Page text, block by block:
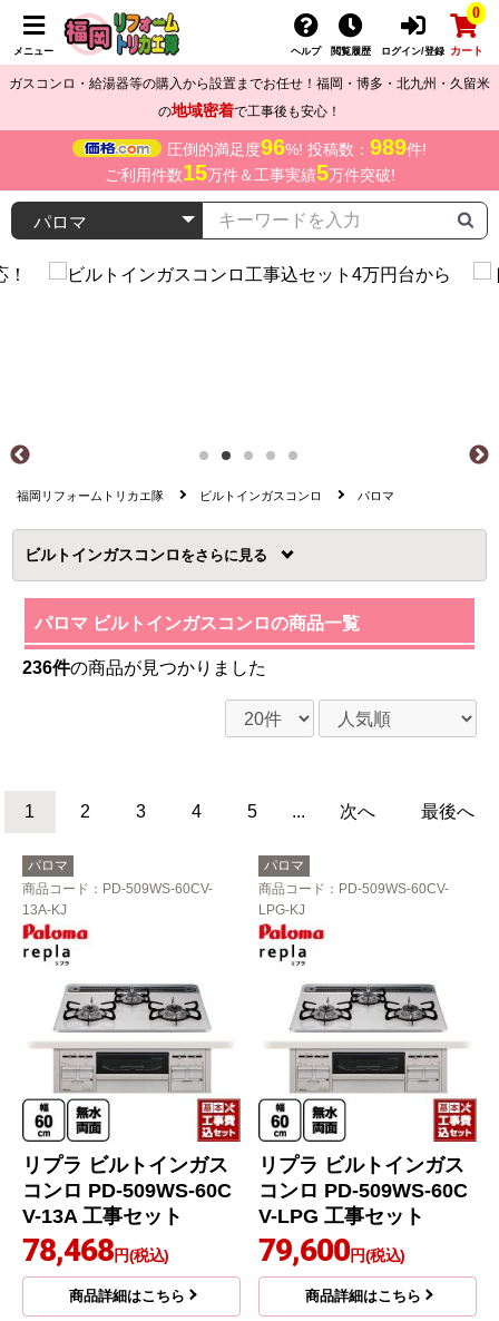
メニュー ヘルプ 閲覧履歴 ログイン/登録
0
カート
ガスコンロ・給湯器等の購入から設置までお任せ！福岡・博多・北九州・久留米
の地域密着で工事後も安心！
圧倒的満足度96%! 投稿数： 989件!
ご利用件数15万件＆工事実績5万件突破!
福岡リフォームトリカエ隊 ビルトインガスコンロ パロマ
ビルトインガスコンロ を
パロマ ビルトインガスコンロの商品一覧
236件の商品が見つかりました
1 2 3 4 5 ... 次へ 最後へ
パロマ
商品コード ：PD-509WS-60CV-
13A-KJ
リプラ ビルトインガス
コンロ PD-509WS-60C
V-13A 工事セット
78,468円(税込)
商品詳細はこちら
パロマ
商品コード ：PD-509WS-60CV-
LPG-KJ
リプラ ビルトインガス
コンロ PD-509WS-60C
V-LPG 工事セット
79,600円(税込)
商品詳細はこちら